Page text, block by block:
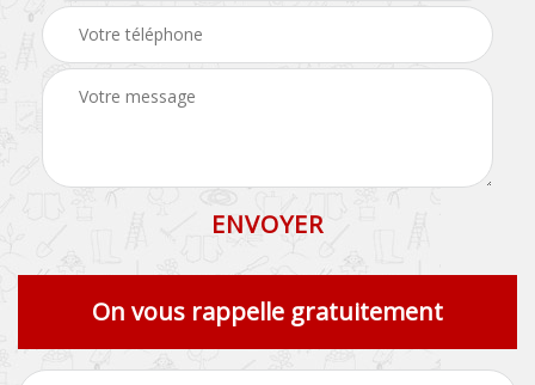
On vous rappelle gratuitement